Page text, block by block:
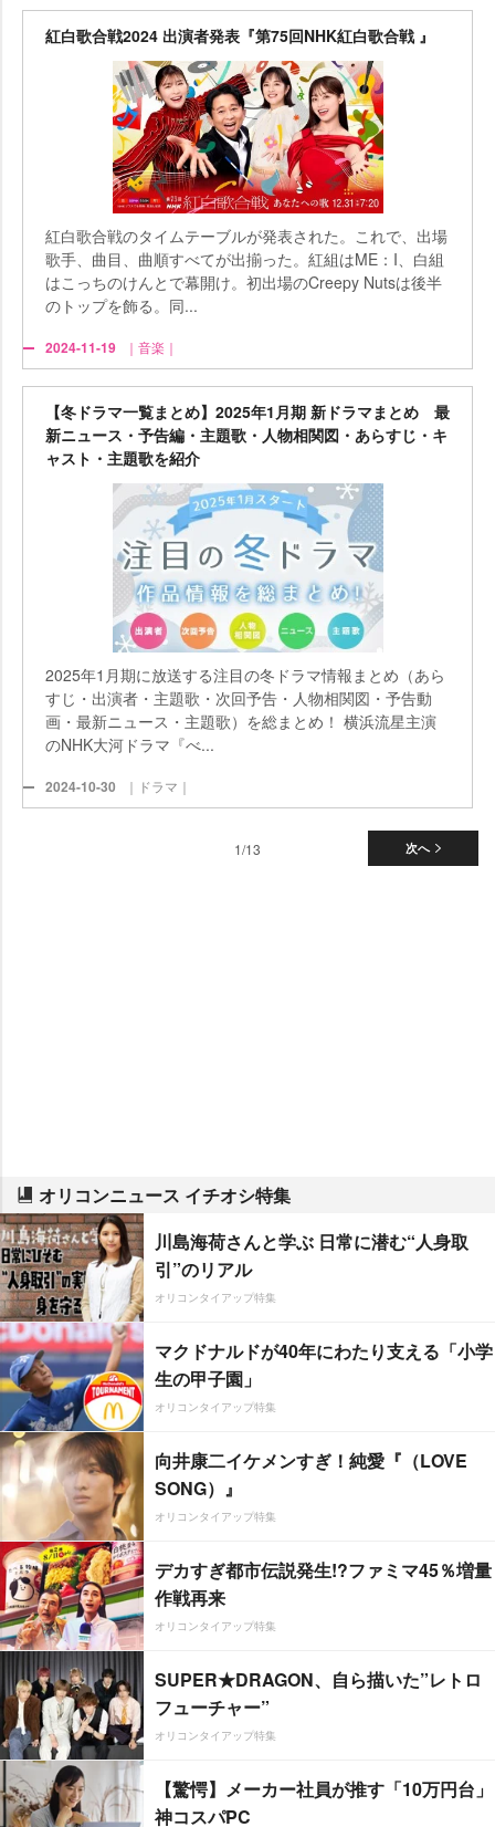
紅白歌合戦2024 出演者発表『第75回NHK紅白歌合戦 』
紅白歌合戦のタイムテーブルが発表された。これで、出場
歌手、曲目、曲順すべてが出揃った。紅組はME：I、白組
はこっちのけんとで幕開け。初出場のCreepy Nutsは後半
のトップを飾る。同...
2024-11-19 ｜音楽｜
【冬ドラマ一覧まとめ】2025年1月期 新ドラマまとめ 最
新ニュース・予告編・主題歌・人物相関図・あらすじ・キ
ャスト・主題歌を紹介
2025年1月期に放送する注目の冬ドラマ情報まとめ（あら
すじ・出演者・主題歌・次回予告・人物相関図・予告動
画・最新ニュース・主題歌）を総まとめ！ 横浜流星主演
のNHK大河ドラマ『べ...
2024-10-30 ｜ドラマ｜
次へ
1/13
オリコンニュース イチオシ特集
川島海荷さんと学ぶ 日常に潜む“人身取
引”のリアル
オリコンタイアップ特集
マクドナルドが40年にわたり支える「小学
生の甲子園」
オリコンタイアップ特集
向井康二イケメンすぎ！純愛『（LOVE
SONG）』
オリコンタイアップ特集
デカすぎ都市伝説発生!?ファミマ45％増量
作戦再来
オリコンタイアップ特集
SUPER★DRAGON、自ら描いた”レトロ
フューチャー”
オリコンタイアップ特集
【驚愕】メーカー社員が推す「10万円台」
神コスパPC